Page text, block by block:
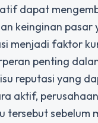
dapat
keinginan
menjadi faktor
penting
reputasi yang
aktif,
sebelum